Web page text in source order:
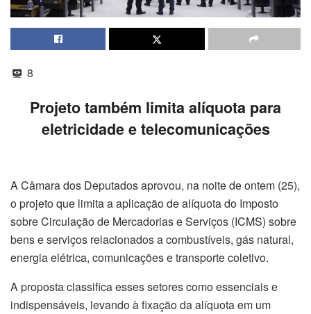
8
Projeto também limita alíquota para
eletricidade e telecomunicações
A Câmara dos Deputados aprovou, na noite de ontem (25),
o projeto que limita a aplicação de alíquota do Imposto
sobre Circulação de Mercadorias e Serviços (ICMS) sobre
bens e serviços relacionados a combustíveis, gás natural,
energia elétrica, comunicações e transporte coletivo.
A proposta classifica esses setores como essenciais e
indispensáveis, levando à fixação da alíquota em um